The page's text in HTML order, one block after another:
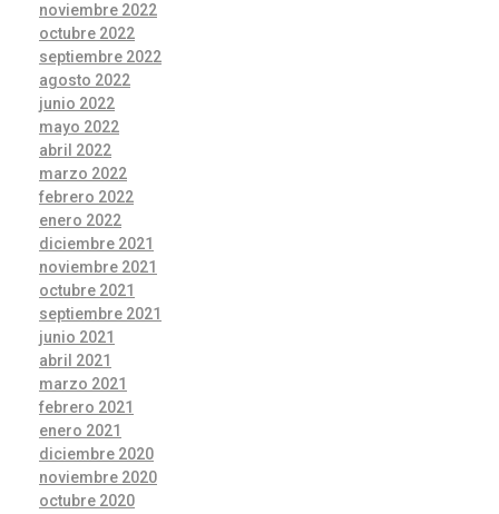
noviembre 2022
octubre 2022
septiembre 2022
agosto 2022
junio 2022
mayo 2022
abril 2022
marzo 2022
febrero 2022
enero 2022
diciembre 2021
noviembre 2021
octubre 2021
septiembre 2021
junio 2021
abril 2021
marzo 2021
febrero 2021
enero 2021
diciembre 2020
noviembre 2020
octubre 2020